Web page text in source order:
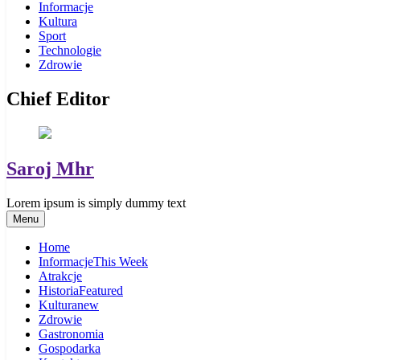
Informacje
Kultura
Sport
Technologie
Zdrowie
Chief Editor
Saroj Mhr
Lorem ipsum is simply dummy text
Menu
Home
InformacjeThis Week
Atrakcje
HistoriaFeatured
Kulturanew
Zdrowie
Gastronomia
Gospodarka